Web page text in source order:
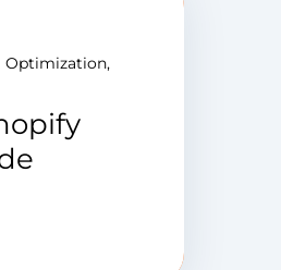
Optimization